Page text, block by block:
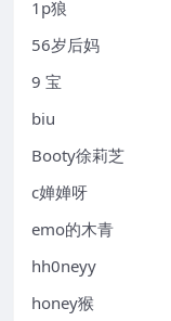
1p狼
56岁后妈
9 宝
biu
Booty徐莉芝
c婵婵呀
emo的木青
hh0neyy
honey猴